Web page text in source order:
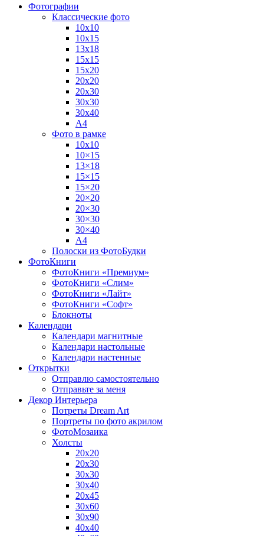
Фотографии
Классические фото
10х10
10х15
13х18
15х15
15х20
20х20
20х30
30х30
30х40
А4
Фото в рамке
10х10
10×15
13×18
15×15
15×20
20×20
20×30
30×30
30×40
A4
Полоски из ФотоБудки
ФотоКниги
ФотоКниги «Премиум»
ФотоКниги «Слим»
ФотоКниги «Лайт»
ФотоКниги «Софт»
Блокноты
Календари
Календари магнитные
Календари настольные
Календари настенные
Открытки
Отправлю самостоятельно
Отправьте за меня
Декор Интерьера
Потреты Dream Art
Портреты по фото акрилом
ФотоМозаика
Холсты
20х20
20х30
30х30
30х40
20х45
30х60
30х90
40х40